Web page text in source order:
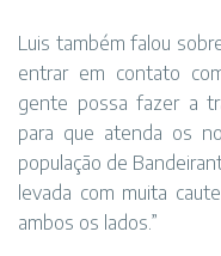
Luis também falou
entrar em contato
gente possa fazer a
para que atenda os
população de
levada com muita
ambos os lados.”